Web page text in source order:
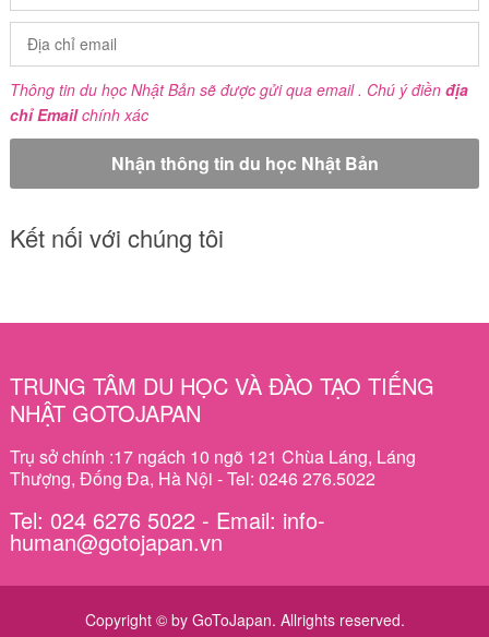
Thông tin du học Nhật Bản sẽ được gửi qua email . Chú ý điền địa
chỉ Emailchính xác
Kết nối với chúng tôi
TRUNG TÂM DU HỌC VÀ ĐÀO TẠO TIẾNG
NHẬT GOTOJAPAN
Trụ sở chính :17 ngách 10 ngõ 121 Chùa Láng, Láng
Thượng, Đống Đa, Hà Nội - Tel: 0246 276.5022
Tel: 024 6276 5022 - Email: info-
human@gotojapan.vn
Copyright © by GoToJapan. Allrights reserved.